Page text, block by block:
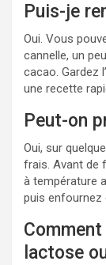
Puis-je
Oui. Vous
cannelle, un
cacao. Gardez
une recette
Peut-on
Oui, sur
frais. Avant de
à température
puis enfournez
lactose